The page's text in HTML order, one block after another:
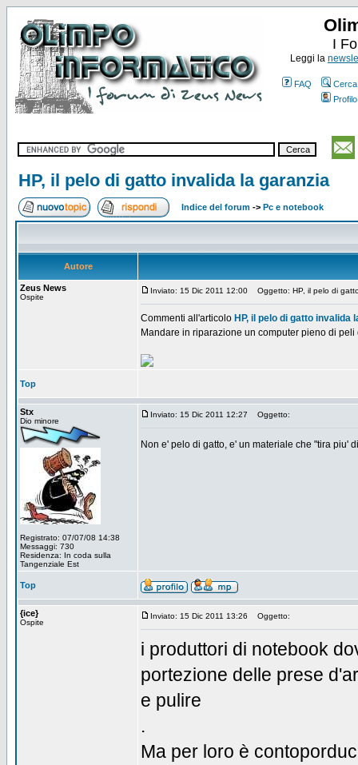
I
Leggi la
FAQ
Cerca
Profilo
HP, il pelo di gatto invalida la garanzia
Indice del forum -> Pc e notebook
Autore
Zeus News
Ospite
Inviato: 15 Dic 2011 12:00 Oggetto: HP, il pelo di
Commenti all'articolo HP, il pelo di gatto invalida
Mandare in riparazione un computer pieno di
Top
Stx
Dio minore
Registrato: 07/07/08 14:38
Messaggi: 730
Residenza: In coda sulla
Tangenziale Est
Inviato: 15 Dic 2011 12:27 Oggetto:
Non e' pelo di gatto, e' un materiale che "tira
Top
{ice}
Ospite
Inviato: 15 Dic 2011 13:26 Oggetto:
i produttori di notebook
portezione delle prese
e pulire
.
Ma per loro è